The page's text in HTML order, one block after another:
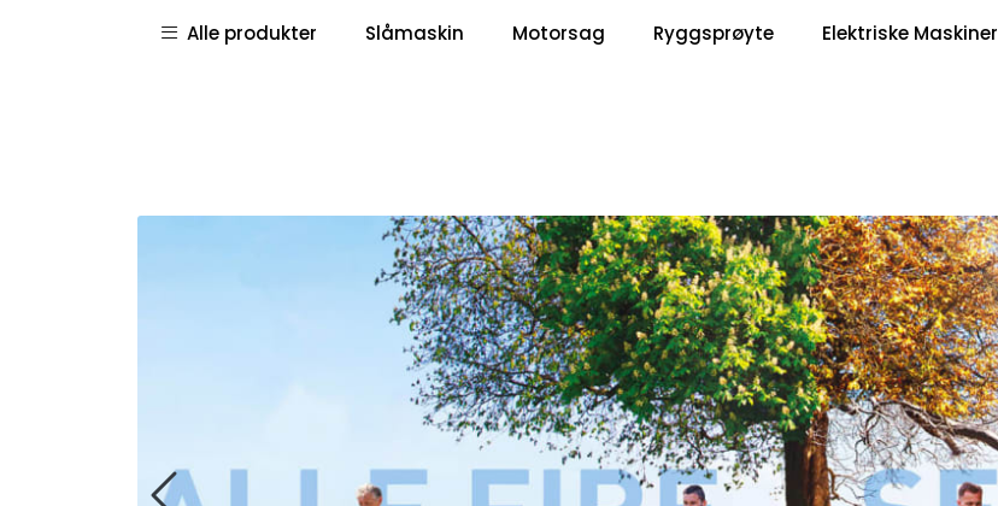
Pressemeldinger Deletegninger Om Oss Kontakt oss
Alle produkter Slåmaskin Motorsag Ryggsprøyte Elektriske Maskiner